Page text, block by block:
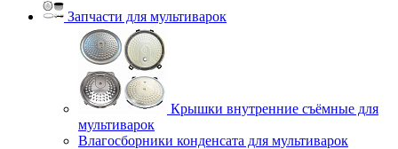
Запчасти для мультиварок
Крышки внутренние съёмные для
мультиварок
Влагосборники конденсата для мультиварок